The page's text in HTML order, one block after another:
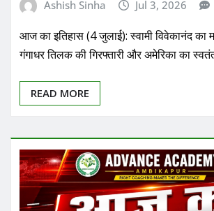
Ashish Sinha Jul 3, 2026
आज का इतिहास (4 जुलाई): स्वामी विवेकानंद का
गंगाधर तिलक की गिरफ्तारी और अमेरिका का
READ MORE